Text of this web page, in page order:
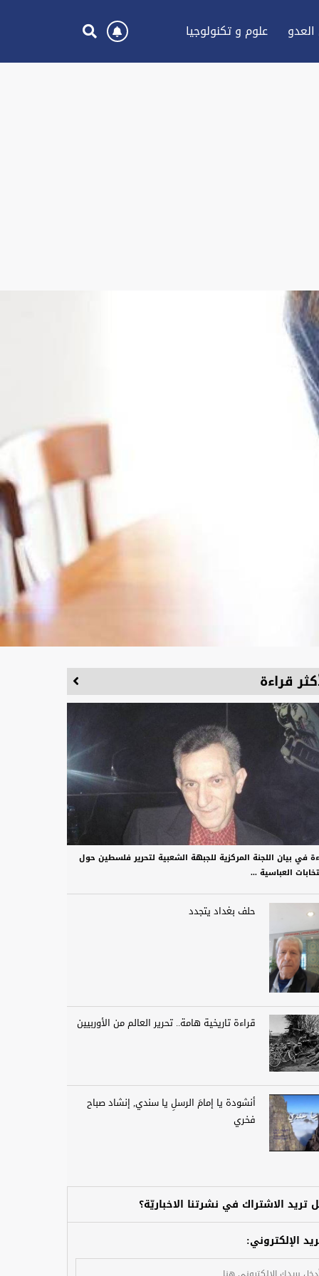
علوم و تكنولوجيا
قراءة
في بيان اللجنة المركزية للجبهة الشعبية لتحرير فلسطين حول
العباسية ...
حلف بغداد يتجدد
قراءة تاريخية هامة.. تحرير العالم من الأوربيين
أنشودة يا إمامَ الرسلِ يا سندي, إنشاد صباح
فخري
تريد الاشتراك في نشرتنا الاخباريّة؟
الإلكتروني: